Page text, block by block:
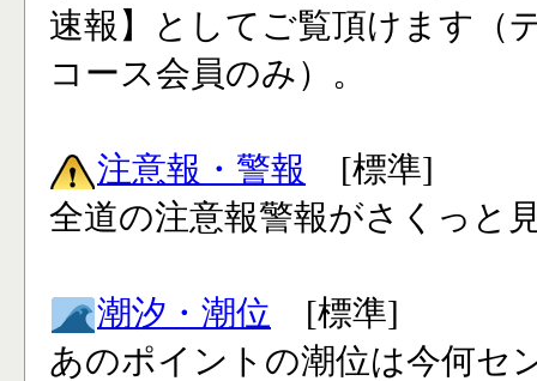
速報】としてご覧頂けます（
コース会員のみ）。
注意報・警報 [標準]
全道の注意報警報がさくっと
潮汐・潮位 [標準]
あのポイントの潮位は今何セ